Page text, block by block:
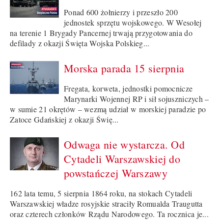
Ponad 600 żołnierzy i przeszło 200
jednostek sprzętu wojskowego. W Wesołej
na terenie 1 Brygady Pancernej trwają przygotowania do
defilady z okazji Święta Wojska Polskieg...
Morska parada 15 sierpnia
Fregata, korweta, jednostki pomocnicze
Marynarki Wojennej RP i sił sojuszniczych –
w sumie 21 okrętów – wezmą udział w morskiej paradzie po
Zatoce Gdańskiej z okazji Świę...
Odwaga nie wystarcza. Od
Cytadeli Warszawskiej do
powstańczej Warszawy
162 lata temu, 5 sierpnia 1864 roku, na stokach Cytadeli
Warszawskiej władze rosyjskie straciły Romualda Traugutta
oraz czterech członków Rządu Narodowego. Ta rocznica je...